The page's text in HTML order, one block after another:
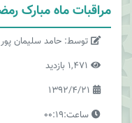
مراقبات ماه مبارک
توسط: حامد سلیمان پور
ساعت:00:19